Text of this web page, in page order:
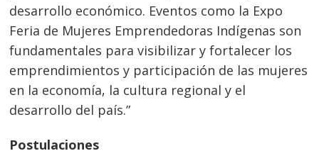
desarrollo económico. Eventos como la Expo
Feria de Mujeres Emprendedoras Indígenas son
fundamentales para visibilizar y fortalecer los
emprendimientos y participación de las mujeres
en la economía, la cultura regional y el
desarrollo del país.”
Postulaciones